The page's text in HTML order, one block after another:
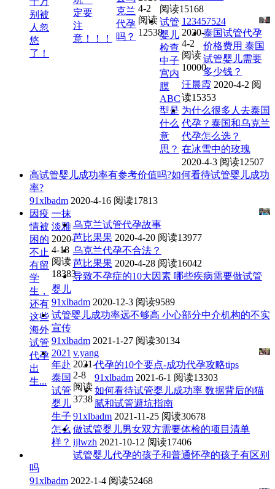
别被
人忽
悠
了！
定要
注
意！！！
克兰
代孕
吗？
4-2
阅读
12538
阅读15168
试管
婴儿
检查
中子
宫内
膜
ABC
型是
什么
意
思？
123457524
2020-
4-2
阅读
10000
泰国试管代孕
价格费用 泰国
试管婴儿需要
多少钱？
汪晨霞 2020-4-2 阅
读15353
为什么很多人去泰国
代孕？泰国和乌克兰
代孕怎么选？
在冰雪中的玫瑰
2020-4-3 阅读12507
高试管婴儿成功率有参考价值吗?如何看待试管婴儿成功
率?
91xlbadm 2020-4-16 阅读17813
因疫
情被
困的
不止
有留
学
生，
还有
这些
海外
试管
代孕
出
生...
一抹
淡雅
2020-
4-18
阅读
18383
乌克兰试管代孕故事
芭比果果 2020-4-20 阅读13977
乌克兰代孕不合法？
芭比果果 2020-4-28 阅读16042
导致不孕症的10大因素 哪些疾病需要做试管
婴儿
91xlbadm 2020-12-3 阅读9589
试管婴儿成功率远不够高 小心部分中介机构的不实
宣传
91xlbadm 2021-1-27 阅读30134
2021
年赴
泰国
试管
婴儿
生子
怎么
样？
v.yang
2021-
2-8
阅读
3738
代孕的10个要点-成功代孕攻略tips
91xlbadm 2021-6-1 阅读13303
如何看待试管婴儿成功率 数据背后的猫
腻和试管避坑指南
91xlbadm 2021-11-25 阅读30678
做试管婴儿男女双方需要体检的项目清单
ijlwzh 2021-10-12 阅读17406
试管婴儿代孕的孩子和普通怀孕的孩子有区别
吗
91xlbadm 2022-1-4 阅读52468